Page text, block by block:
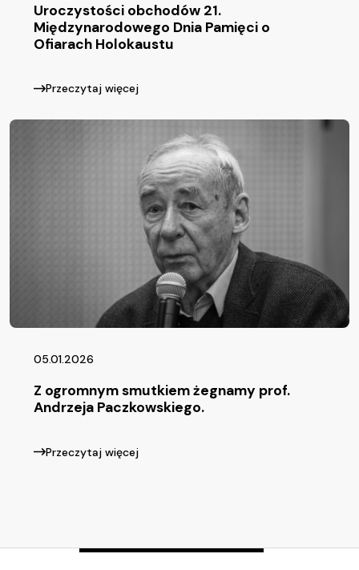
Uroczystości obchodów 21.
Międzynarodowego Dnia Pamięci o
Ofiarach Holokaustu
Przeczytaj więcej
05.01.2026
Z ogromnym smutkiem żegnamy prof.
Andrzeja Paczkowskiego.
Przeczytaj więcej